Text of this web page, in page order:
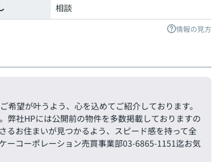
相談
情報の見方
望が叶うよう、心を込めてご紹介しております。
弊社HPには公開前の物件を多数掲載しておりますの
るお住まいが見つかるよう、スピード感を持って全
ーコーポレーション売買事業部03-6865-1151迄お気